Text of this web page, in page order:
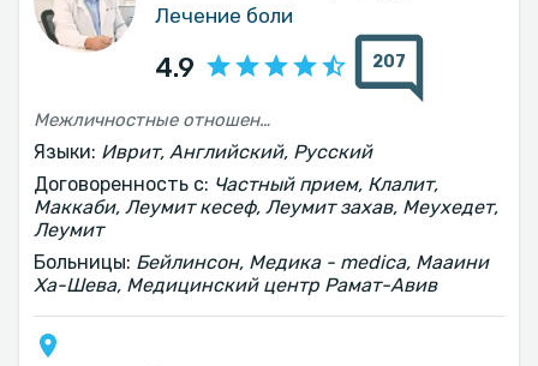
Лечение боли
4.9 207
Межличностные отношения требуют улучшения
Языки: Иврит, Английский, Русский
Договоренность с: Частный прием, Клалит,
Маккаби, Леумит кесеф, Леумит захав, Меухедет,
Леумит
Больницы: Бейлинсон, Медика - medica, Мааини
Ха-Шева, Медицинский центр Рамат-Авив